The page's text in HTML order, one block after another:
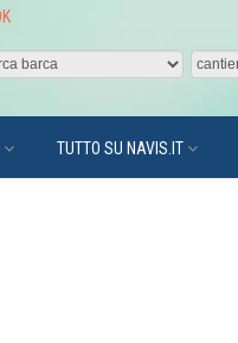
TUTTO SU NAVIS.IT